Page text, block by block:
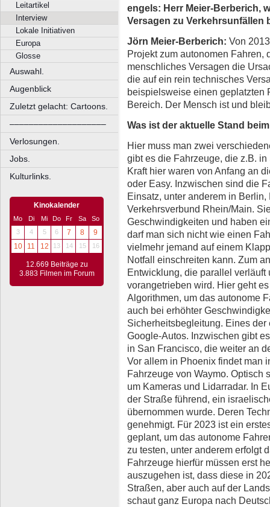
Leitartikel
Interview
Lokale Initiativen
Europa
Glosse
Auswahl.
Augenblick
Zuletzt gelacht: Cartoons.
––––––––––––––––––––
Verlosungen.
Jobs.
Kulturlinks.
Kinokalender
Mo Di Mi Do Fr Sa
So
3
4 5 6 7 8
9
10
11 12 13 14 15 16
12.669 Beiträge zu
3.883 Filmen im Forum
engels: Herr Meier-Berberich,
Versagen zu Verkehrsunfällen
Jörn Meier-Berberich: Von
Projekt zum autonomen Fahren,
menschliches Versagen die
die auf ein rein technisches
beispielsweise einen geplatzten
Bereich. Der Mensch ist und
Was ist der aktuelle Stand
Hier muss man zwei
gibt es die Fahrzeuge, die z.B.
Kraft hier waren von Anfang an
oder Easy. Inzwischen sind die
Einsatz, unter anderem in
Verkehrsverbund Rhein/Main.
Geschwindigkeiten und haben
darf man sich nicht wie einen
vielmehr jemand auf einem
Notfall einschreiten kann. Zum
Entwicklung, die parallel verläuft
vorangetrieben wird. Hier geht
Algorithmen, um das autonome
auch bei erhöhter
Sicherheitsbegleitung. Eines
Google-Autos. Inzwischen gibt
in San Francisco, die weiter an
Vor allem in Phoenix findet man
Fahrzeuge von Waymo. Optisch
um Kameras und Lidarradar. In
der Straße führend, ein
übernommen wurde. Deren
genehmigt. Für 2023 ist ein
geplant, um das autonome
zu testen, unter anderem erfolgt
Fahrzeuge hierfür müssen erst
auszugehen ist, dass diese in
Straßen, aber auch auf der
schaut ganz Europa nach